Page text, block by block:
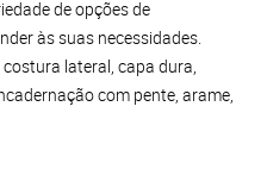
de opções de
às suas necessidades.
lateral, capa dura,
com pente, arame,